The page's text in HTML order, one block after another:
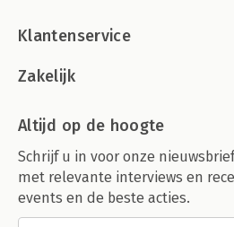
Klantenservice
Zakelijk
Altijd op de hoogte
Schrijf u in voor onze
met relevante interviews en
events en de beste acties.